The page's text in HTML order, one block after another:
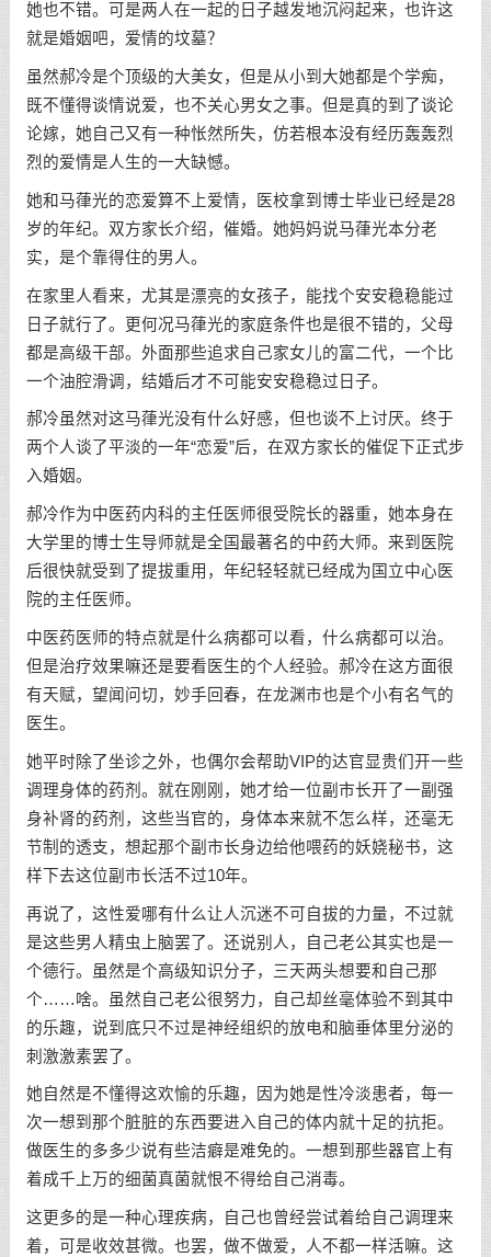
她也不错。可是两人在一起的日子越发地沉闷起来，也许这
就是婚姻吧，爱情的坟墓？
虽然郝冷是个顶级的大美女，但是从小到大她都是个学痴，
既不懂得谈情说爱，也不关心男女之事。但是真的到了谈论
论嫁，她自己又有一种怅然所失，仿若根本没有经历轰轰烈
烈的爱情是人生的一大缺憾。
她和马葎光的恋爱算不上爱情，医校拿到博士毕业已经是28
岁的年纪。双方家长介绍，催婚。她妈妈说马葎光本分老
实，是个靠得住的男人。
在家里人看来，尤其是漂亮的女孩子，能找个安安稳稳能过
日子就行了。更何况马葎光的家庭条件也是很不错的，父母
都是高级干部。外面那些追求自己家女儿的富二代，一个比
一个油腔滑调，结婚后才不可能安安稳稳过日子。
郝冷虽然对这马葎光没有什么好感，但也谈不上讨厌。终于
两个人谈了平淡的一年“恋爱”后，在双方家长的催促下正式步
入婚姻。
郝冷作为中医药内科的主任医师很受院长的器重，她本身在
大学里的博士生导师就是全国最著名的中药大师。来到医院
后很快就受到了提拔重用，年纪轻轻就已经成为国立中心医
院的主任医师。
中医药医师的特点就是什么病都可以看，什么病都可以治。
但是治疗效果嘛还是要看医生的个人经验。郝冷在这方面很
有天赋，望闻问切，妙手回春，在龙渊市也是个小有名气的
医生。
她平时除了坐诊之外，也偶尔会帮助VIP的达官显贵们开一些
调理身体的药剂。就在刚刚，她才给一位副市长开了一副强
身补肾的药剂，这些当官的，身体本来就不怎么样，还毫无
节制的透支，想起那个副市长身边给他喂药的妖娆秘书，这
样下去这位副市长活不过10年。
再说了，这性爱哪有什么让人沉迷不可自拔的力量，不过就
是这些男人精虫上脑罢了。还说别人，自己老公其实也是一
个德行。虽然是个高级知识分子，三天两头想要和自己那
个……啥。虽然自己老公很努力，自己却丝毫体验不到其中
的乐趣，说到底只不过是神经组织的放电和脑垂体里分泌的
刺激激素罢了。
她自然是不懂得这欢愉的乐趣，因为她是性冷淡患者，每一
次一想到那个脏脏的东西要进入自己的体内就十足的抗拒。
做医生的多多少说有些洁癖是难免的。一想到那些器官上有
着成千上万的细菌真菌就恨不得给自己消毒。
这更多的是一种心理疾病，自己也曾经尝试着给自己调理来
着，可是收效甚微。也罢，做不做爱，人不都一样活嘛。这